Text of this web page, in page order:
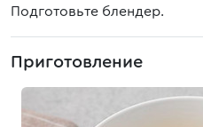
Подготовьте блендер.
Приготовление